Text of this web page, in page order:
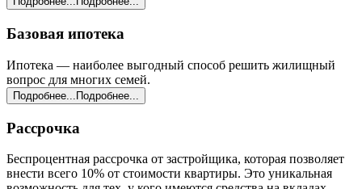
Базовая ипотека
Ипотека — наиболее выгодный способ решить жилищный
вопрос для многих семей.
Подробнее... Подробнее...
Рассрочка
Беспроцентная рассрочка от застройщика, которая позволяет
внести всего 10% от стоимости квартиры. Это уникальная